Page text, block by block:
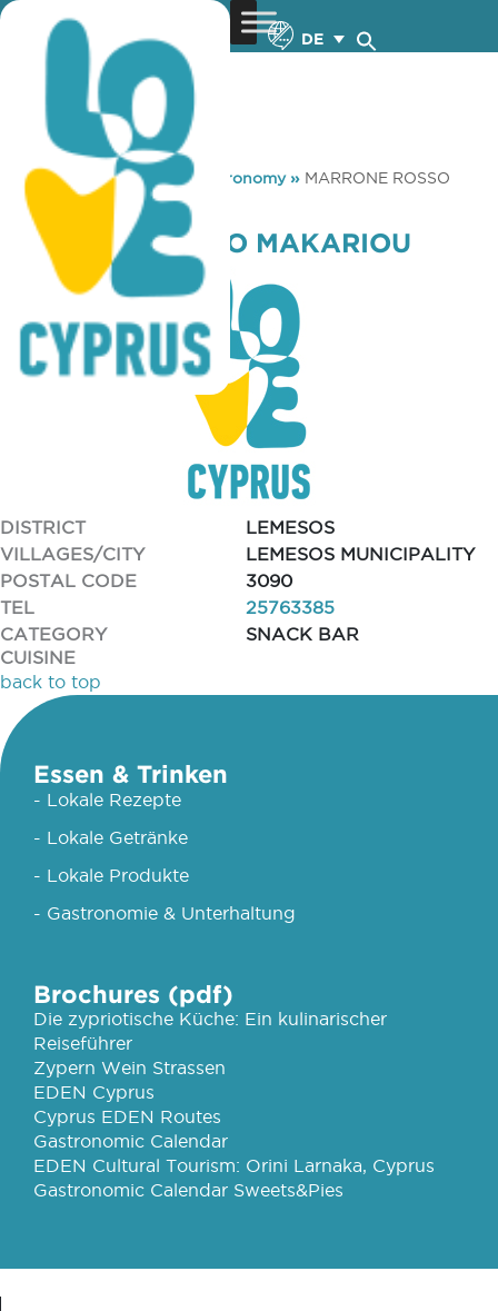
DE
You are here: Home »Gastronomy» MARRONE ROSSO
MAKARIOU
MARRONE ROSSO MAKARIOU
DISTRICT
LEMESOS
VILLAGES/CITY
LEMESOS MUNICIPALITY
POSTAL CODE
3090
TEL
25763385
CATEGORY
SNACK BAR
CUISINE
back to top
Essen & Trinken
- Lokale Rezepte
- Lokale Getränke
- Lokale Produkte
- Gastronomie & Unterhaltung
Brochures (pdf)
Die zypriotische Küche: Ein kulinarischer
Reiseführer
Zypern Wein Strassen
EDEN Cyprus
Cyprus EDEN Routes
Gastronomic Calendar
EDEN Cultural Tourism: Orini Larnaka, Cyprus
Gastronomic Calendar Sweets&Pies